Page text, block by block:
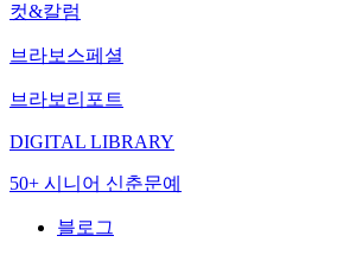
컷&칼럼
브라보스페셜
브라보리포트
DIGITAL LIBRARY
50+ 시니어 신춘문예
블로그